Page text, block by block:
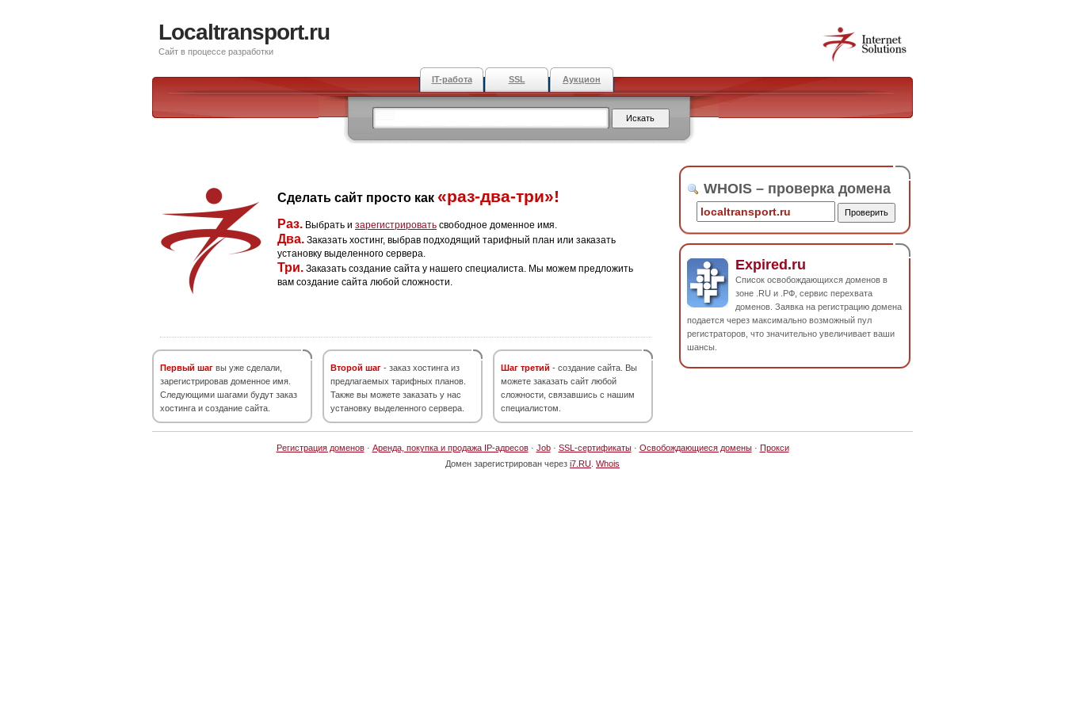
Localtransport.ru
Сайт в процессе разработки
IT-работа SSL Аукцион
Сделать сайт просто как «раз-два-три»!
Раз. Выбрать и зарегистрировать свободное доменное имя.
Два. Заказать хостинг, выбрав подходящий тарифный план или заказать
установку выделенного сервера.
Три. Заказать создание сайта у нашего специалиста. Мы можем предложить
вам создание сайта любой сложности.
Первый шаг вы уже сделали,
зарегистрировав доменное имя.
Следующими шагами будут заказ
хостинга и создание сайта.
Второй шаг - заказ хостинга из
предлагаемых тарифных планов.
Также вы можете заказать у нас
установку выделенного сервера.
Шаг третий - создание сайта. Вы
можете заказать сайт любой
сложности, связавшись с нашим
специалистом.
WHOIS – проверка домена
Expired.ru
Список освобождающихся доменов в
зоне .RU и .РФ, сервис перехвата
доменов. Заявка на регистрацию домена
подается через максимально возможный пул
регистраторов, что значительно увеличивает ваши
шансы.
Регистрация доменов· Аренда, покупка и продажа IP-адресов· Job· SSL-сертификаты· Освобождающиеся домены· Прокси
Домен зарегистрирован через i7.RU Whois